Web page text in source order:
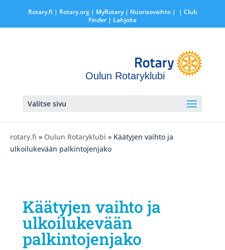
Rotary.fi | Rotary.org| MyRotary | Nuorisovaihto|
| Club
Finder| Lahjoita
Oulun Rotaryklubi
Valitse sivu
rotary.fi » Oulun Rotaryklubi » Käätyjen vaihto ja
ulkoilukevään palkintojenjako
Käätyjen vaihto ja
ulkoilukevään
palkintojenjako